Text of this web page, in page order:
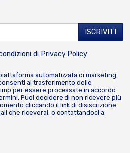
di Privacy Policy
automatizzata di marketing.
al trasferimento delle
per essere processate in accordo
. Puoi decidere di non ricevere più
cliccando il link di disiscrizione
che riceverai, o contattandoci a